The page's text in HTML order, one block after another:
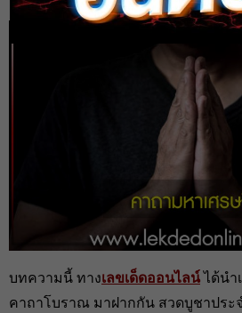
บทความนี้ ทางเลขเด็ดออนไลน์ได้นำ
คาถาโบราณ มาฝากกัน สวดบูชาประ